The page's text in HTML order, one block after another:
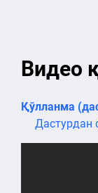
Видео
Қўлланма
Дастурдан